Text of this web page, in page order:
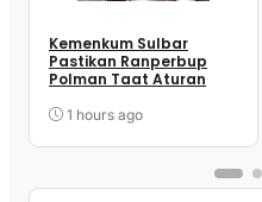
Kemenkum Sulbar
Pastikan Ranperbup
Polman Taat Aturan
1 hours ago